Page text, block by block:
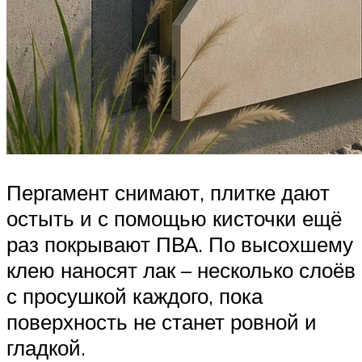
Пергамент снимают, плитке дают
остыть и с помощью кисточки ещё
раз покрывают ПВА. По высохшему
клею наносят лак – несколько слоёв
с просушкой каждого, пока
поверхность не станет ровной и
гладкой.